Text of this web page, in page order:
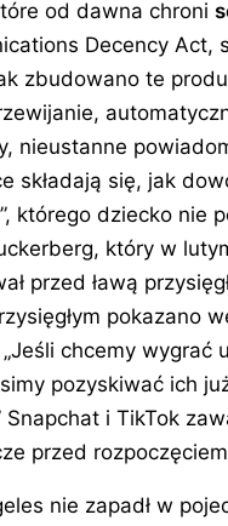
od dawna chroni
Decency Act,
zbudowano te
nieustanne
składają się, jak
, którego dziecko nie
który w
przed ławą
pokazano
Jeśli chcemy wygrać u
pozyskiwać ich
Snapchat i TikTok
przed
nie zapadł w